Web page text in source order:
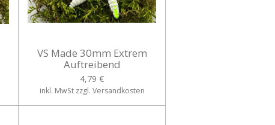
VS Made 30mm Extrem
Auftreibend
4,79 €
inkl. MwSt zzgl. Versandkosten